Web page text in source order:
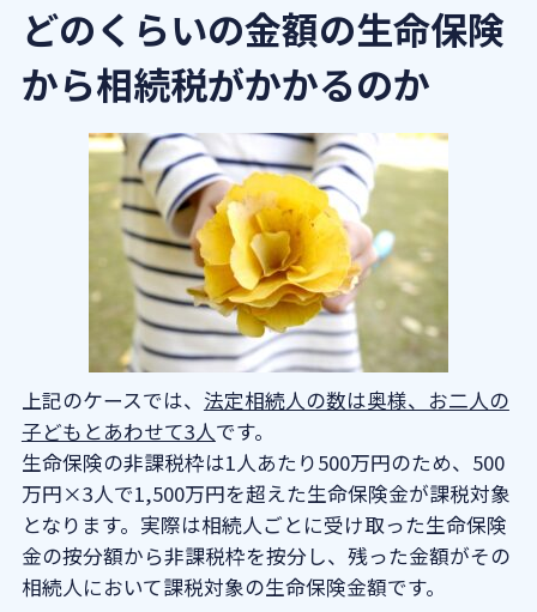
どのくらいの金額の生命保険
から相続税がかかるのか
上記のケースでは、 法定相続人の数は奥様、お二人の
子どもとあわせて3人です。
生命保険の非課税枠は1人あたり500万円のため、500
万円×3人で1,500万円を超えた生命保険金が課税対象
となります。実際は相続人ごとに受け取った生命保険
金の按分額から非課税枠を按分し、残った金額がその
相続人において課税対象の生命保険金額です。